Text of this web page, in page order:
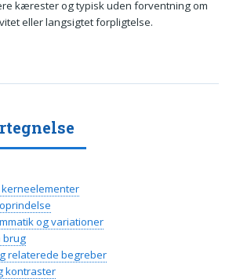
kærester og typisk uden forventning om
eller langsigtet forpligtelse.
og variationer
brug
relaterede begreber
kontraster